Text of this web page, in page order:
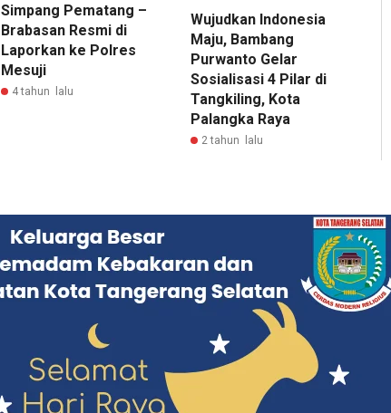
Simpang Pematang –
Brabasan Resmi di
Laporkan ke Polres
Mesuji
4 tahun lalu
Wujudkan Indonesia
Maju, Bambang
Purwanto Gelar
Sosialisasi 4 Pilar di
Tangkiling, Kota
Palangka Raya
2 tahun lalu